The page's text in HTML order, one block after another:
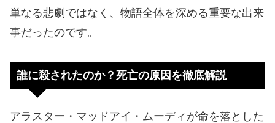
単なる悲劇ではなく、物語全体を深める重要な出来
事だったのです。
誰に殺されたのか？死亡の原因を徹底解説
アラスター・マッドアイ・ムーディが命を落とした